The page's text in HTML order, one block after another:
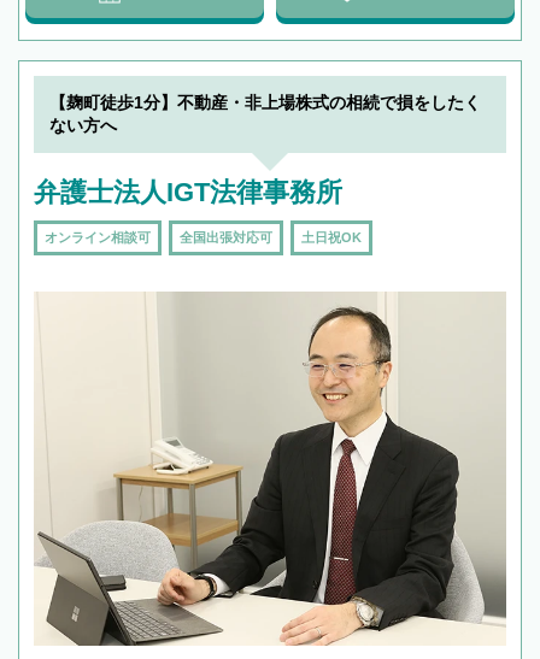
【麹町徒歩1分】不動産・非上場株式の相続で損をしたく
ない方へ
弁護士法人IGT法律事務所
オンライン相談可 全国出張対応可 土日祝OK